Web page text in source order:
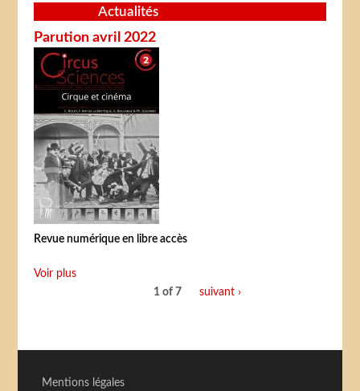
Actualités
Parution avril 2022
Revue numérique en libre accès
Voir plus
1 of 7
suivant ›
Mentions légales